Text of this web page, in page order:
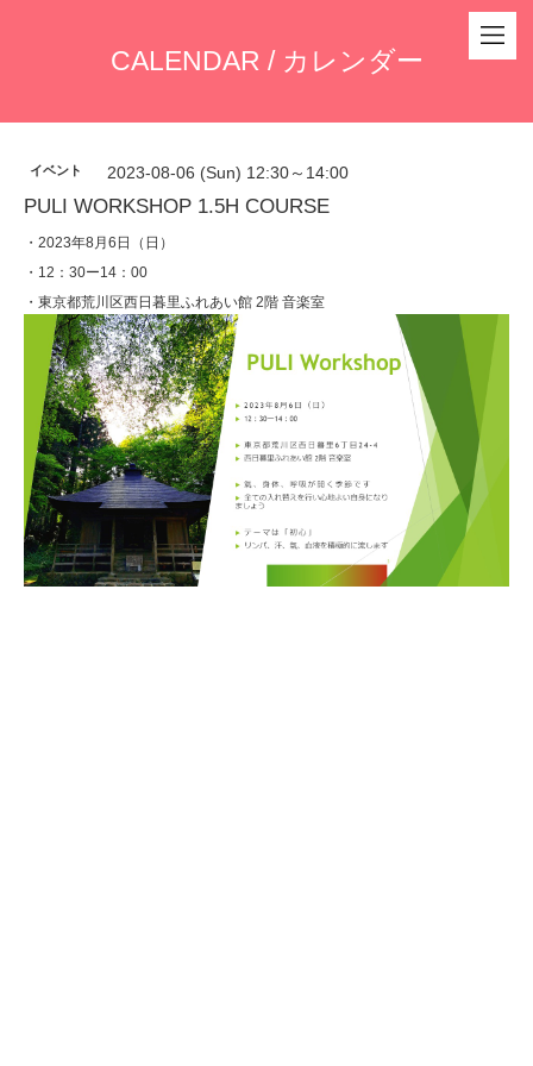
CALENDAR / カレンダー
イベント 2023-08-06 (Sun) 12:30～14:00
PULI WORKSHOP 1.5H COURSE
・2023年8月6日（日）
・12：30ー14：00
・東京都荒川区西日暮里ふれあい館 2階 音楽室